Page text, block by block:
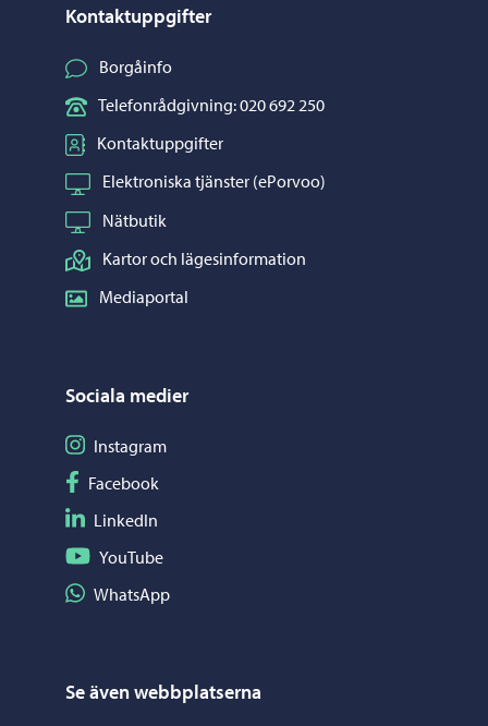
Kontaktuppgifter
Borgåinfo
Telefonrådgivning: 020 692 250
Kontaktuppgifter
Elektroniska tjänster (ePorvoo)
Nätbutik
Kartor och lägesinformation
Mediaportal
Sociala medier
Följ på Instagram
Instagram
Följ på Facebook
Facebook
Följ på LinkedIn
LinkedIn
Följ på YouTube
YouTube
Dela på WhatsApp
WhatsApp
Se även webbplatserna